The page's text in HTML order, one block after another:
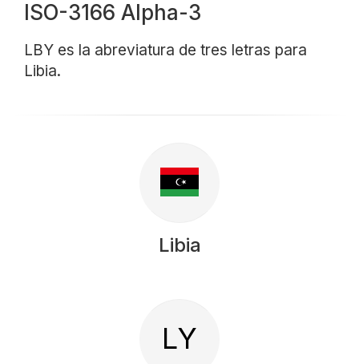
ISO-3166 Alpha-3
LBY es la abreviatura de tres letras para
Libia.
Libia
LY